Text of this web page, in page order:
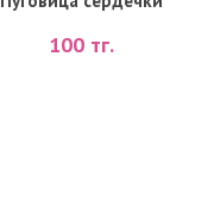
100тг.